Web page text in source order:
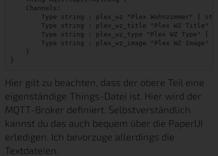
    Channels:
Type string : plex_wz "Plex Wohnzimmer" [
Type string : plex_wz_title "Plex WZ Title"
Type string : plex_wz_type "Plex WZ Type" [
Type string : plex_wz_image "Plex WZ Image"
    }
Hier gilt zu beachten, dass der obere Teil eine
eigenständige Things-Datei ist. Hier wird der
MQTT-Broker definiert. Selbstverständlich
kannst du das auch bequem über die PaperUI
erledigen. Ich bevorzuge allerdings die
Textdateien.